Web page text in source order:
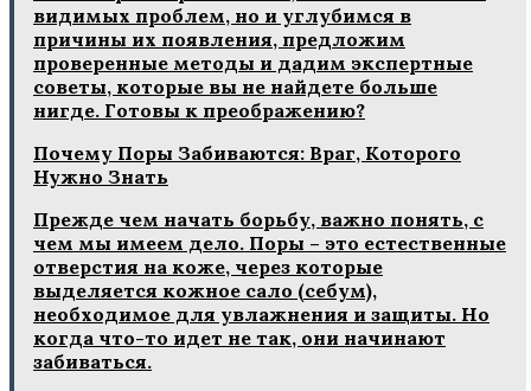
видимых проблем, но и углубимся в
причины их появления, предложим
проверенные методы и дадим экспертные
советы, которые вы не найдете больше
нигде. Готовы к преображению?
Почему Поры Забиваются: Враг, Которого
Нужно Знать
Прежде чем начать борьбу, важно понять, с
чем мы имеем дело. Поры – это естественные
отверстия на коже, через которые
выделяется кожное сало (себум),
необходимое для увлажнения и защиты. Но
когда что-то идет не так, они начинают
забиваться.